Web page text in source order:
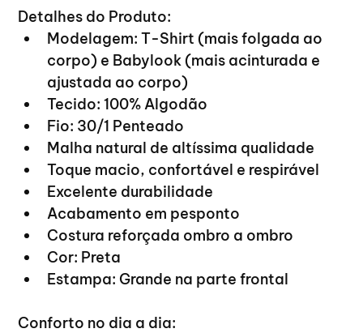
Detalhes do Produto:
Modelagem: T-Shirt (mais folgada ao
corpo) e Babylook (mais acinturada e
ajustada ao corpo)
Tecido: 100% Algodão
Fio: 30/1 Penteado
Malha natural de altíssima qualidade
Toque macio, confortável e respirável
Excelente durabilidade
Acabamento em pesponto
Costura reforçada ombro a ombro
Cor: Preta
Estampa: Grande na parte frontal
Conforto no dia a dia: